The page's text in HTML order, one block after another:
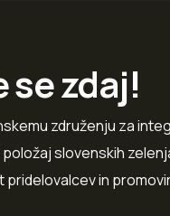
zdaj!
združenju za
slovenskih
in